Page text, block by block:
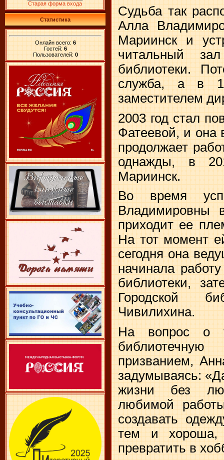
Старая форма входа
Статистика
Онлайн всего: 6
Гостей: 6
Пользователей: 0
Судьба так
Алла
Мариинск и
читальный
библиотеки.
служба, а в
заместителем
2003 год стал
Фатеевой, и она
продолжает
однажды, в
Мариинск.
Во время
Владимировны
приходит ее
На тот момент
сегодня она
начинала
библиотеки,
Городской
Чивилихина.
На вопрос о
призванием,
задумываясь:
жизни без
любимой
создавать
тем и хороша,
превратить в